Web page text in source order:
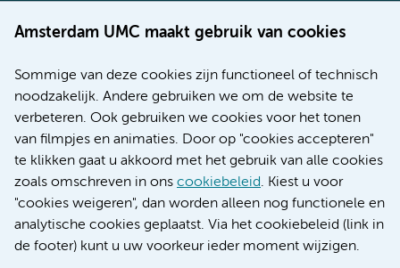
Amsterdam UMC maakt gebruik van cookies
Sommige van deze cookies zijn functioneel of technisch
noodzakelijk. Andere gebruiken we om de website te
verbeteren. Ook gebruiken we cookies voor het tonen
van filmpjes en animaties. Door op "cookies accepteren"
te klikken gaat u akkoord met het gebruik van alle cookies
zoals omschreven in ons cookiebeleid. Kiest u voor
"cookies weigeren", dan worden alleen nog functionele en
analytische cookies geplaatst. Via het cookiebeleid (link in
de footer) kunt u uw voorkeur ieder moment wijzigen.
Werken bij Amsterdam UMC
Nieuws
Research
Educatie locatie AMC
Educatie locatie VUmc
Verwijzen & diagnostiek